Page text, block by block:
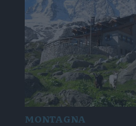
MONTAGNA